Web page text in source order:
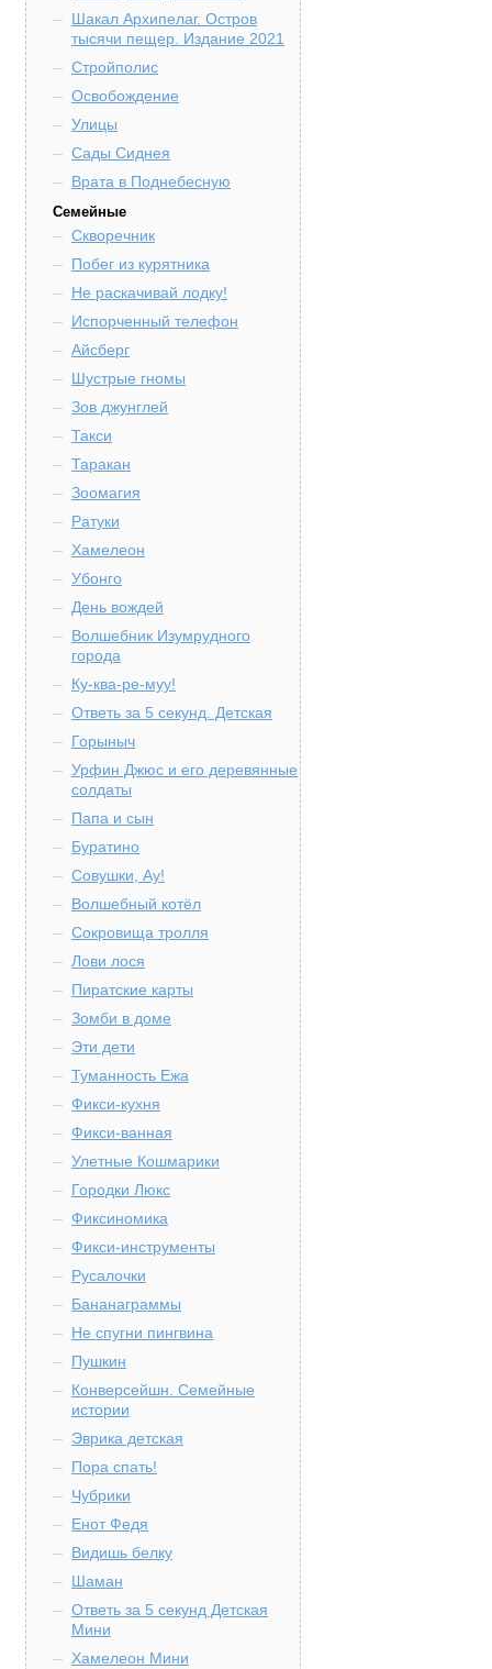
Шакал Архипелаг. Остров
тысячи пещер. Издание 2021
Стройполис
Освобождение
Улицы
Сады Сиднея
Врата в Поднебесную
Семейные
Скворечник
Побег из курятника
Не раскачивай лодку!
Испорченный телефон
Айсберг
Шустрые гномы
Зов джунглей
Такси
Таракан
Зоомагия
Ратуки
Хамелеон
Убонго
День вождей
Волшебник Изумрудного
города
Ку-ква-ре-муу!
Ответь за 5 секунд. Детская
Горыныч
Урфин Джюс и его деревянные
солдаты
Папа и сын
Буратино
Совушки, Ау!
Волшебный котёл
Сокровища тролля
Лови лося
Пиратские карты
Зомби в доме
Эти дети
Туманность Ежа
Фикси-кухня
Фикси-ванная
Улетные Кошмарики
Городки Люкс
Фиксиномика
Фикси-инструменты
Русалочки
Бананаграммы
Не спугни пингвина
Пушкин
Конверсейшн. Семейные
истории
Эврика детская
Пора спать!
Чубрики
Енот Федя
Видишь белку
Шаман
Ответь за 5 секунд Детская
Мини
Хамелеон Мини